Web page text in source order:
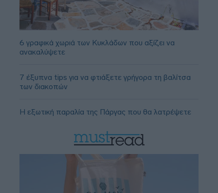
6 γραφικά χωριά των Κυκλάδων που αξίζει να
ανακαλύψετε
7 έξυπνα tips για να φτιάξετε γρήγορα τη βαλίτσα
των διακοπών
Η εξωτική παραλία της Πάργας που θα λατρέψετε